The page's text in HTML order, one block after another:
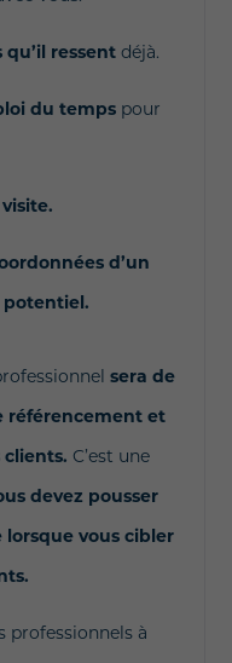
ressent déjà.
du tempspour
d’un
potentiel.
sera de
référencement et
clients. C’est une
devez pousser
vous cibler
professionnels à